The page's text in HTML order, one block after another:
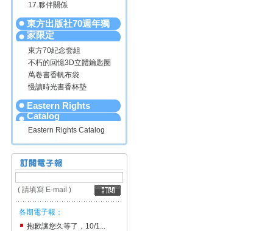
17.夥伴關係
東方出版社70週年獨
家限定
東方70紀念套組
不朽的回憶3D立體鑰匙圈
萬卷書香帆布袋
慢讀時光書香杯墊
Eastern Rights
Catalog
Eastern Rights Catalog
( 請填寫 E-mail )
各期電子報：
抱歉讓您久等了，10/1...